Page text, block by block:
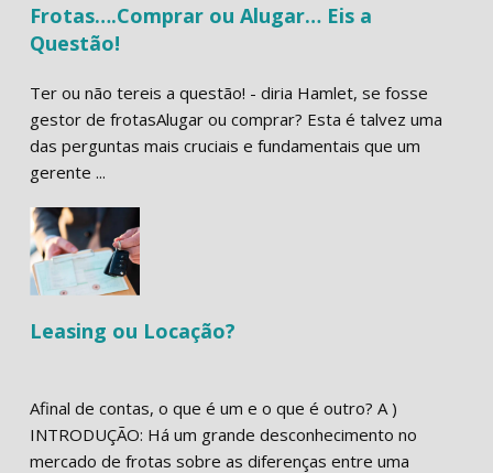
Frotas….Comprar ou Alugar… Eis a
Questão!
Ter ou não tereis a questão! - diria Hamlet, se fosse
gestor de frotasAlugar ou comprar? Esta é talvez uma
das perguntas mais cruciais e fundamentais que um
gerente ...
Leasing ou Locação?
Afinal de contas, o que é um e o que é outro? A )
INTRODUÇÃO: Há um grande desconhecimento no
mercado de frotas sobre as diferenças entre uma